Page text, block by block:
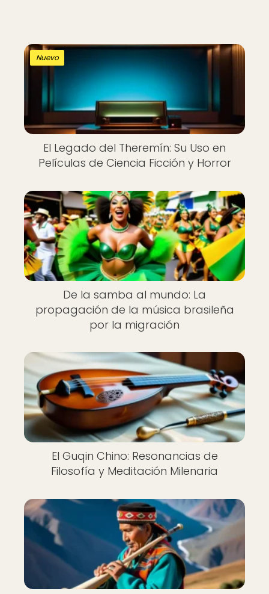
Nuevo
El Legado del Theremín: Su Uso en
Películas de Ciencia Ficción y Horror
De la samba al mundo: La
propagación de la música brasileña
por la migración
El Guqin Chino: Resonancias de
Filosofía y Meditación Milenaria